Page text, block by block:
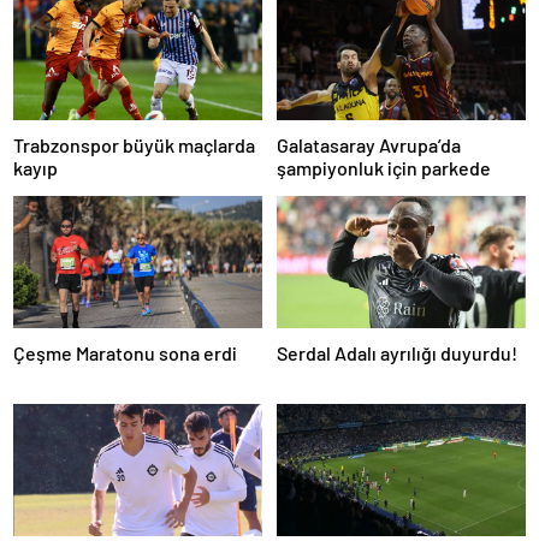
Trabzonspor büyük maçlarda
kayıp
Galatasaray Avrupa’da
şampiyonluk için parkede
Çeşme Maratonu sona erdi Serdal Adalı ayrılığı duyurdu!